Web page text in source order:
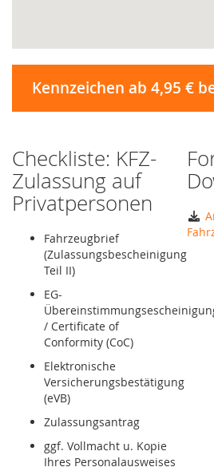
Kennzeichen ab 4,95 €
Checkliste: KFZ-
Zulassung auf
Privatpersonen
Fahrzeugbrief
(Zulassungsbescheinigung
Teil II)
EG-
/ Certificate of
Conformity (CoC)
Elektronische
Versicherungsbestätigung
(eVB)
Zulassungsantrag
ggf. Vollmacht u. Kopie
Ihres Personalausweises